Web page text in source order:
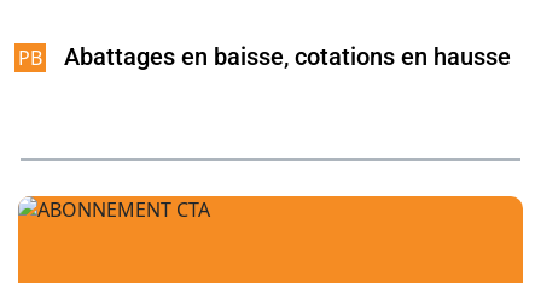
Abattages en baisse, cotations en hausse